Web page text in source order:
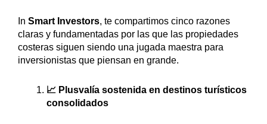
In Smart Investors, te compartimos cinco razones
claras y fundamentadas por las que las propiedades
costeras siguen siendo una jugada maestra para
inversionistas que piensan en grande.
📈 Plusvalía sostenida en destinos turísticos
consolidados